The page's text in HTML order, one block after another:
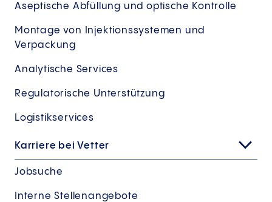
Aseptische Abfüllung und optische Kontrolle
Montage von Injektionssystemen und
Verpackung
Analytische Services
Regulatorische Unterstützung
Logistikservices
Karriere bei Vetter
Jobsuche
Interne Stellenangebote